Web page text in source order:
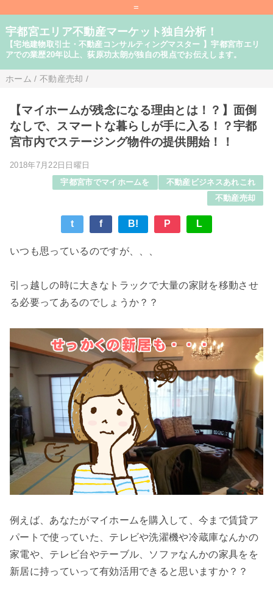
=
宇都宮エリア不動産マーケット独自分析！
【宅地建物取引士・不動産コンサルティングマスター 】宇都宮市エリ
アでの業歴20年以上、荻原功太朗が独自の視点でお伝えします。
ホーム / 不動産売却 /
【マイホームが残念になる理由とは！？】面倒
なしで、スマートな暮らしが手に入る！？宇都
宮市内でステージング物件の提供開始！！
2018年7月22日日曜日
宇都宮市でマイホームを
不動産ビジネスあれこれ
不動産売却
t f B! P L
いつも思っているのですが、、、
引っ越しの時に大きなトラックで大量の家財を移動させ
る必要ってあるのでしょうか？？
例えば、あなたがマイホームを購入して、今まで賃貸ア
パートで使っていた、テレビや洗濯機や冷蔵庫なんかの
家電や、テレビ台やテーブル、ソファなんかの家具をを
新居に持っていって有効活用できると思いますか？？